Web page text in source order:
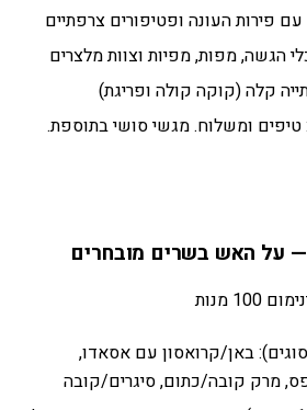
פירות העונה ופטיפורים צרפתיים
הגשה, מפות, מפיות וצוות מלצרים
קלה (קוקה קולה ופריגת)
ומשלוח. מגשי סושי בתוספת.
מנות
קבלת פנים (4 סוגים): באן/קרואסון עם אסאדו,
מרק קובה/כתום, סיגרים/קובה